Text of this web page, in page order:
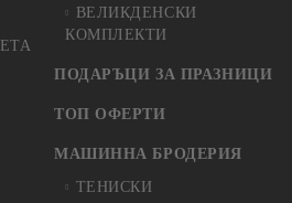
ВЕЛИКДЕНСКИ
КОМПЛЕКТИ
ПОДАРЪЦИ ЗА ПРАЗНИЦИ
ТОП ОФЕРТИ
МАШИННА БРОДЕРИЯ
ТЕНИСКИ